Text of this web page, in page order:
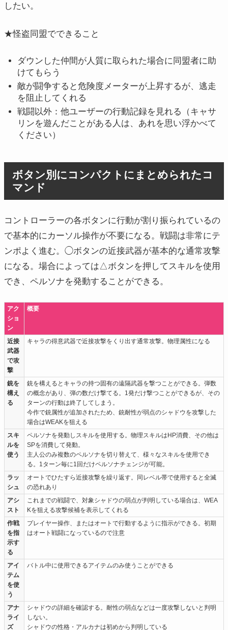
したい。
★怪盗同盟でできること
ダウンした仲間が人質に取られた場合に同盟者に助
けてもらう
敵が闘争すると危険度メーターが上昇するが、逃走
を阻止してくれる
戦闘以外：他ユーザーの行動記録を見れる（キャサ
リンを遊んだことがある人は、あれを思い浮かべて
ください）
ボタン別にコンパクトにまとめられたコ
マンド
コントローラーの各ボタンに行動が割り振られているの
で基本的にカーソル操作が不要になる。戦闘は非常にテ
ンポよく進む。◯ボタンの近接武器が基本的な通常攻撃
になる。場合によっては△ボタンを押してスキルを使用
でき、ペルソナを発動することができる。
アク
ショ
ン
概要
近接
武器
で攻
撃
キャラの得意武器で近接攻撃をくり出す通常攻撃。物理属性になる
銃を
構え
る
銃を構えるとキャラの持つ固有の遠隔武器を撃つことができる。弾数
の概念があり、弾の数だけ撃てる。1発だけ撃つことができるが、その
ターンの行動は終了してしまう。
今作で銃属性が追加されたため、銃耐性が弱点のシャドウを攻撃した
場合はWEAKを狙える
スキ
ルを
使う
ペルソナを発動しスキルを使用する。物理スキルはHP消費、その他は
SPを消費して発動。
主人公のみ複数のペルソナを切り替えて、様々なスキルを使用でき
る。1ターン毎に1回だけペルソナチェンジが可能。
ラッ
シュ
オートでひたすら近接攻撃を繰り返す。同レベル帯で使用すると全滅
の恐れあり
アシ
スト
これまでの戦闘で、対象シャドウの弱点が判明している場合は、WEA
Kを狙える攻撃候補を表示してくれる
作戦
を指
示す
る
プレイヤー操作、またはオートで行動するように指示ができる。初期
はオート戦闘になっているので注意
アイ
テム
を使
う
バトル中に使用できるアイテムのみ使うことができる
アナ
ライ
ズ
シャドウの詳細を確認する。耐性の弱点などは一度攻撃しないと判明
しない。
シャドウの性格・アルカナは初めから判明している